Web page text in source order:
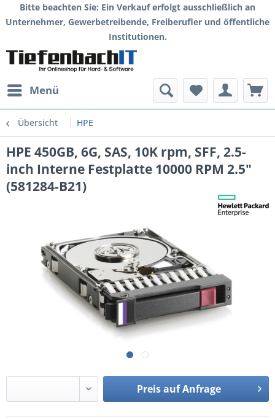
Bitte beachten Sie: Ein Verkauf erfolgt ausschließlich an
Unternehmer, Gewerbetreibende, Freiberufler und öffentliche
Institutionen.
Menü
Übersicht HPE
HPE 450GB, 6G, SAS, 10K rpm, SFF, 2.5-
inch Interne Festplatte 10000 RPM 2.5"
(581284-B21)
Preis auf Anfrage